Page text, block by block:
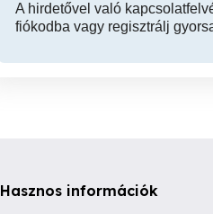
A hirdetővel való
fiókodba vagy regisztrálj
Hasznos információk